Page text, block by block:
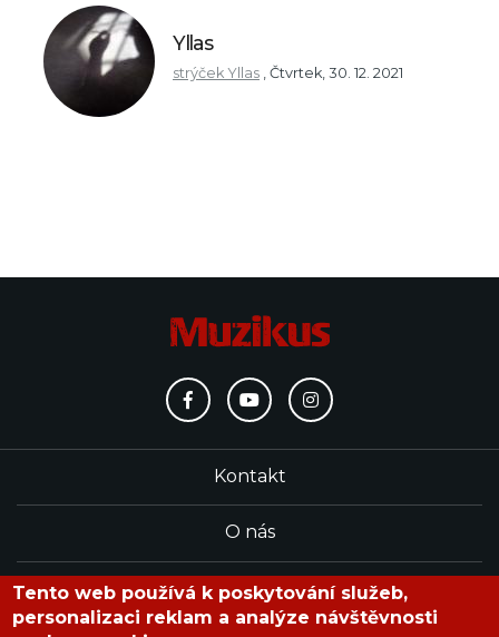
Yllas
strýček Yllas , Čtvrtek, 30. 12. 2021
Kontakt
O nás
Redakce
Tento web používá k poskytování služeb,
personalizaci reklam a analýze návštěvnosti